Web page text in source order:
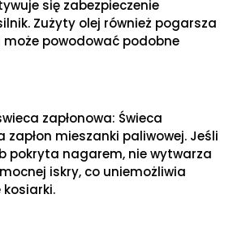
się zabezpieczenie
Zużyty olej również pogarsza
może powodować podobne
zapłonowa: Świeca
zapłon mieszanki paliwowej. Jeśli
pokryta nagarem, nie wytwarza
iskry, co uniemożliwia